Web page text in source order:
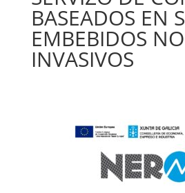
BASEADOS EN
EMBEBIDOS
INVASIVOS